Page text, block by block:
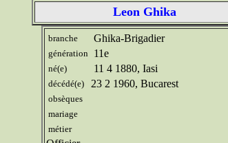
Leon Ghika
branche Ghika-Brigadier
génération 11e
né(e) 11 4 1880, Iasi
décédé(e) 23 2 1960, Bucarest
obsèques
mariage
métier